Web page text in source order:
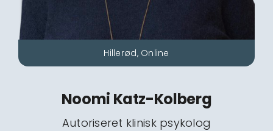
Hillerød, Online
Noomi Katz-Kolberg
Autoriseret klinisk psykolog